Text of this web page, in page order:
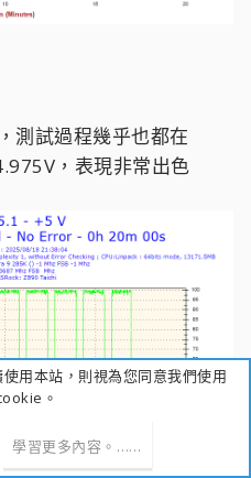
測試過程幾乎也都在
，表現非常出色
用本站，則視為您同意我們使用
。
學習更多內容。……